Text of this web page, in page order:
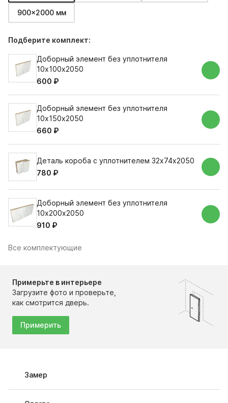
900x2000 мм
Подберите комплект:
Доборный элемент без уплотнителя
10х100х2050
600 ₽
Доборный элемент без уплотнителя
10х150х2050
660 ₽
Деталь короба с уплотнителем 32х74х2050
780 ₽
Доборный элемент без уплотнителя
10х200х2050
910 ₽
Все комплектующие
Примерьте в интерьере
Загрузите фото и проверьте,
как смотрится дверь.
Примерить
Замер